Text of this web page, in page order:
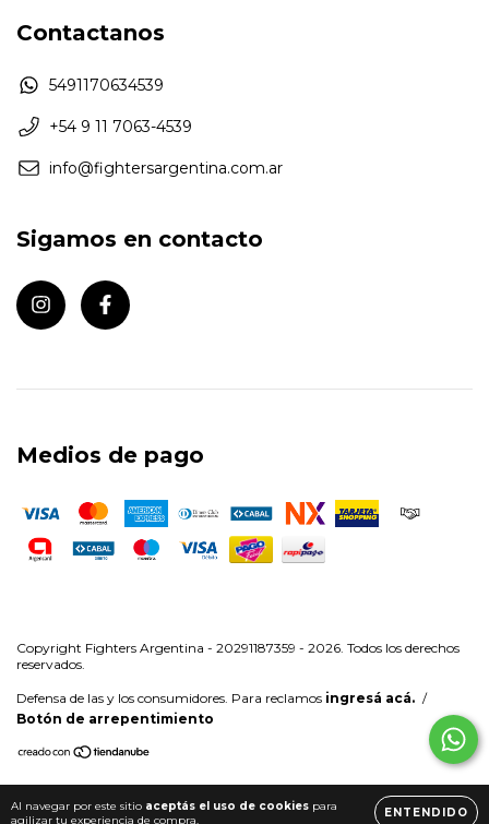
Al navegar por este sitio aceptás el uso de cookies para
agilizar tu experiencia de compra.
ENTENDIDO
Contactanos
5491170634539
+54 9 11 7063-4539
info@fightersargentina.com.ar
Sigamos en contacto
Medios de pago
Copyright Fighters Argentina - 20291187359 - 2026. Todos los derechos
reservados.
Defensa de las y los consumidores. Para reclamos ingresá acá. /
Botón de arrepentimiento